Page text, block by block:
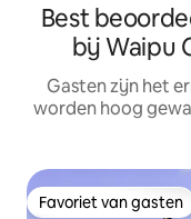
Best
bij Waipu
Gasten zijn het
worden hoog
Favoriet van gasten
Favoriet van gasten